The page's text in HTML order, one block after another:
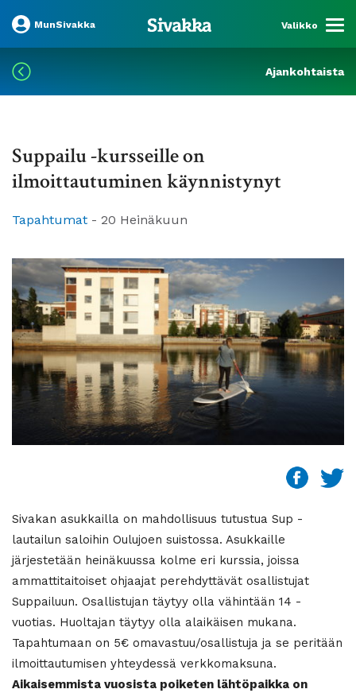
MunSivakka Valikko
Ajankohtaista
Suppailu -kursseille on
ilmoittautuminen käynnistynyt
Tapahtumat - 20 Heinäkuun
Sivakan asukkailla on mahdollisuus tutustua Sup -
lautailun saloihin Oulujoen suistossa. Asukkaille
järjestetään heinäkuussa kolme eri kurssia, joissa
ammattitaitoiset ohjaajat perehdyttävät osallistujat
Suppailuun. Osallistujan täytyy olla vähintään 14 -
vuotias. Huoltajan täytyy olla alaikäisen mukana.
Tapahtumaan on 5€ omavastuu/osallistuja ja se peritään
ilmoittautumisen yhteydessä verkkomaksuna.
Aikaisemmista vuosista poiketen lähtöpaikka on